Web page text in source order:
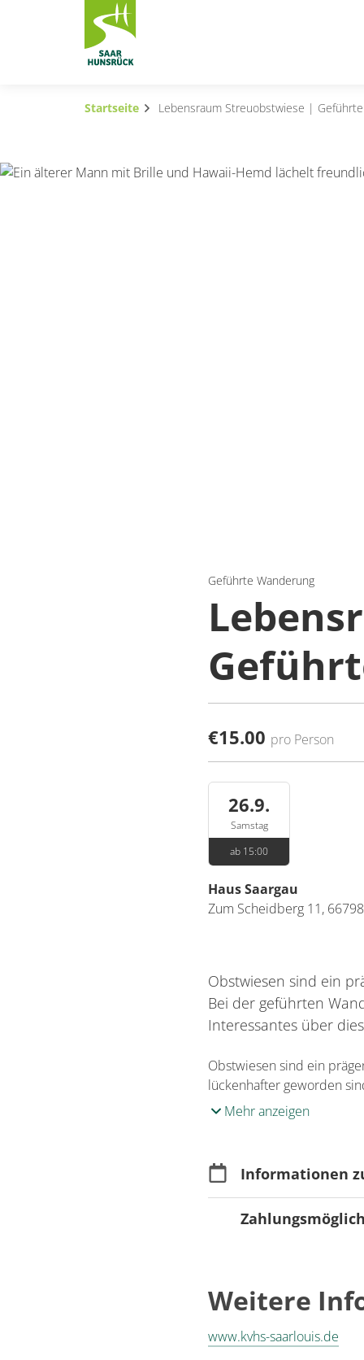
Zum Hauptinhalt springen
Startseite Lebensraum Streuobstwiese |
Geführte Wanderung
€15.00 pro Person
26.9.
Samstag
ab 15:00
Haus Saargau
Zum Scheidberg 11, 66798
Obstwiesen sind ein
Bei der geführten
Interessantes über
Obstwiesen sind ein
lückenhafter geworden
Mehr anzeigen
Informationen
Anmeldung
Informationen zur
Überweisung
SEPA-Lastschrift
Weitere
www.kvhs-saarlouis.de